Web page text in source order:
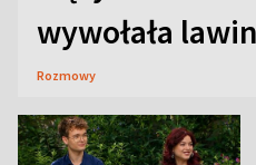
wywołała
Rozmowy